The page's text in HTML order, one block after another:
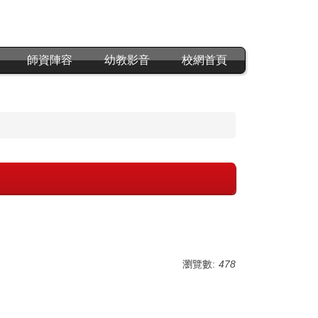
師資陣容 幼教影音 校網首頁
瀏覽數: 478